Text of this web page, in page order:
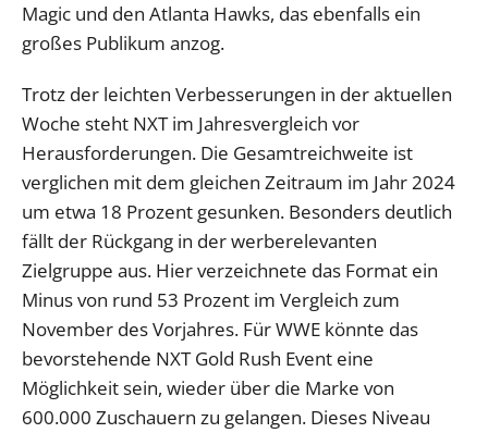
Magic und den Atlanta Hawks, das ebenfalls ein
großes Publikum anzog.
Trotz der leichten Verbesserungen in der aktuellen
Woche steht NXT im Jahresvergleich vor
Herausforderungen. Die Gesamtreichweite ist
verglichen mit dem gleichen Zeitraum im Jahr 2024
um etwa 18 Prozent gesunken. Besonders deutlich
fällt der Rückgang in der werberelevanten
Zielgruppe aus. Hier verzeichnete das Format ein
Minus von rund 53 Prozent im Vergleich zum
November des Vorjahres. Für WWE könnte das
bevorstehende NXT Gold Rush Event eine
Möglichkeit sein, wieder über die Marke von
600.000 Zuschauern zu gelangen. Dieses Niveau